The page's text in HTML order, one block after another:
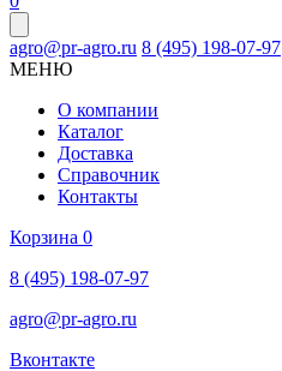
agro@pr-agro.ru 8 (495) 198-07-97
МЕНЮ
О компании
Каталог
Доставка
Справочник
Контакты
Корзина 0
8 (495) 198-07-97
agro@pr-agro.ru
Вконтакте